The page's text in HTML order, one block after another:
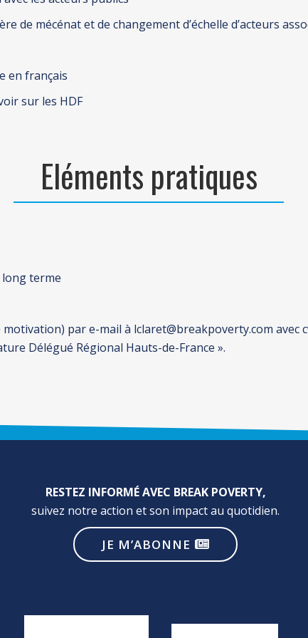
de mécénat et de changement d’échelle d’acteurs
en français
sur les HDF
Eléments pratiques
long terme
par e-mail à lclaret@breakpoverty.com
Délégué Régional Hauts-de-France ».
RESTEZ INFORMÉ AVEC BREAK POVERTY,
suivez notre action et son impact au quotidien.
JE M’ABONNE